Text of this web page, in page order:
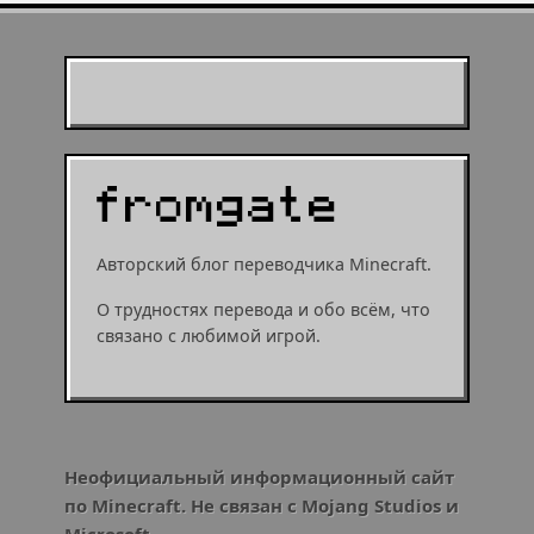
Авторский блог переводчика Minecraft.
О трудностях перевода и обо всём, что
связано с любимой игрой.
муушрумом или мушрумом
Неофициальный информационный сайт
по Minecraft. Не связан с Mojang Studios и